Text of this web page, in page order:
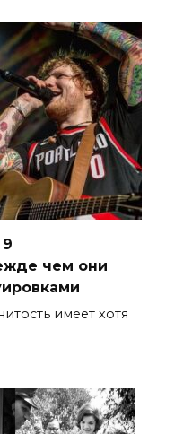
чем они
имеет хотя